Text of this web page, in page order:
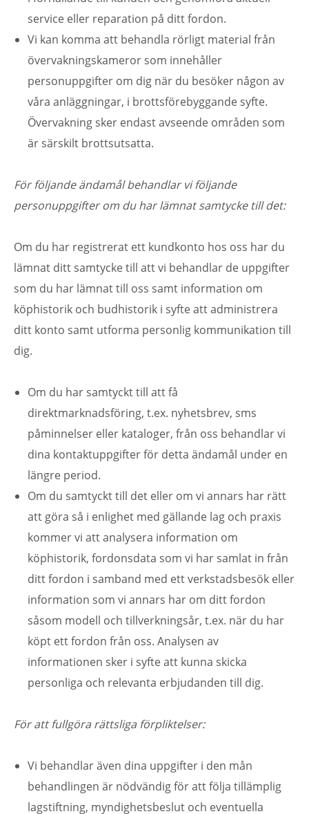
service eller reparation på ditt fordon.
Vi kan komma att behandla rörligt material från
övervakningskameror som innehåller
personuppgifter om dig när du besöker någon av
våra anläggningar, i brottsförebyggande syfte.
Övervakning sker endast avseende områden som
är särskilt brottsutsatta.
För följande ändamål behandlar vi följande
personuppgifter om du har lämnat samtycke till det:
Om du har registrerat ett kundkonto hos oss har du
lämnat ditt samtycke till att vi behandlar de uppgifter
som du har lämnat till oss samt information om
köphistorik och budhistorik i syfte att administrera
ditt konto samt utforma personlig kommunikation till
dig.
Om du har samtyckt till att få
direktmarknadsföring, t.ex. nyhetsbrev, sms
påminnelser eller kataloger, från oss behandlar vi
dina kontaktuppgifter för detta ändamål under en
längre period.
Om du samtyckt till det eller om vi annars har rätt
att göra så i enlighet med gällande lag och praxis
kommer vi att analysera information om
köphistorik, fordonsdata som vi har samlat in från
ditt fordon i samband med ett verkstadsbesök eller
information som vi annars har om ditt fordon
såsom modell och tillverkningsår, t.ex. när du har
köpt ett fordon från oss. Analysen av
informationen sker i syfte att kunna skicka
personliga och relevanta erbjudanden till dig.
För att fullgöra rättsliga förpliktelser:
Vi behandlar även dina uppgifter i den mån
behandlingen är nödvändig för att följa tillämplig
lagstiftning, myndighetsbeslut och eventuella